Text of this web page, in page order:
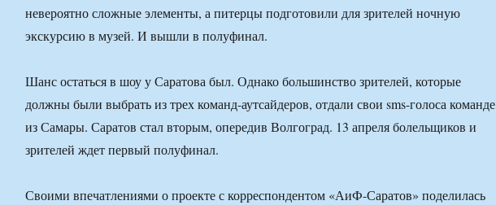
невероятно сложные элементы, а питерцы подготовили для зрителей ночную
экскурсию в музей. И вышли в полуфинал.
Шанс остаться в шоу у Саратова был. Однако большинство зрителей, которые
должны были выбрать из трех команд-аутсайдеров, отдали свои sms-голоса команде
из Самары. Саратов стал вторым, опередив Волгоград. 13 апреля болельщиков и
зрителей ждет первый полуфинал.
Своими впечатлениями о проекте с корреспондентом «АиФ-Саратов» поделилась